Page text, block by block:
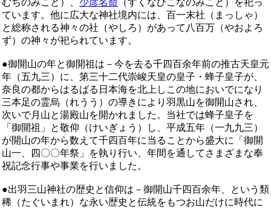
むちのみこと）、 少彦名命 （すくなひこなのみこと）を祀っ
ています。他に広大な神社境内には、百一末社（まっしゃ）
と総称される神々の社（やしろ）があって八百万（やおよろ
ず）の神々が祀られています。
●御開山の年と御開祖は－今を去る千四百余年前の推古天皇元
年（五九三）に、第三十二代崇峻天皇の皇子・蜂子皇子が、
奈良の都からはるばる日本海を北上しこの地においでになり
三本足の霊烏（れうう）の導きにより羽黒山を御開山され、
次いで月山と湯殿山を開かれました。当社では蜂子皇子を
「御開祖」と敬仰（けいぎょう）し、平成五年（一九九三）
が開山の年から数えて千四百年に当ることから盛大に「御開
山一、四〇〇年祭」を執り行い、年間を通してさまざまな奉
祝記念行事や事業を行いました。
●出羽三山神社の歴史と信仰は－御開山千四百余年、という類
稀（たぐいまれ）な永い歴史と伝統をもつお山だけに時代に